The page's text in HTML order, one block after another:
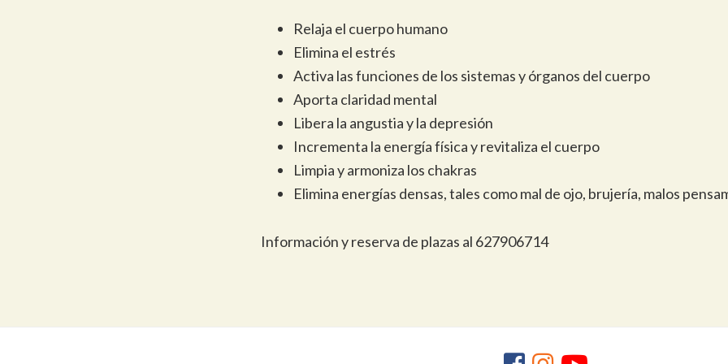
Relaja el cuerpo humano
Elimina el estrés
Activa las funciones de los sistemas y órganos del cuerpo
Aporta claridad mental
Libera la angustia y la depresión
Incrementa la energía física y revitaliza el cuerpo
Limpia y armoniza los chakras
Elimina energías densas, tales como mal de ojo, brujería, malos
Información y reserva de plazas al 627906714